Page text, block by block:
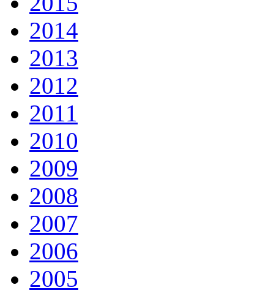
2014
2013
2012
2011
2010
2009
2008
2007
2006
2005